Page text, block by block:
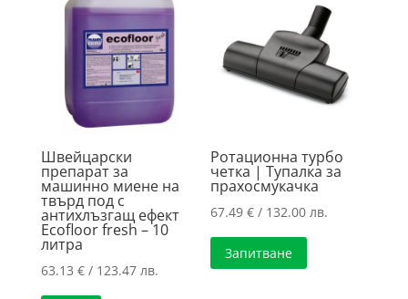
Швейцарски
препарат за
машинно миене на
твърд под с
антихлъзгащ ефект
Ecofloor fresh – 10
литра
63.13 €/ 123.47 лв.
Ротационна турбо
четка | Тупалка за
прахосмукачка
67.49€ / 132.00 лв.
Запитване